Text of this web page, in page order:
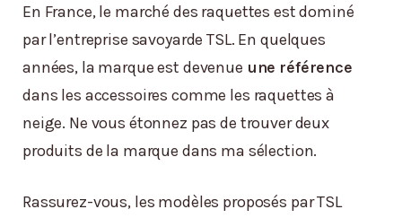
En France, le marché des raquettes est dominé
par l’entreprise savoyarde TSL. En quelques
années, la marque est devenue une référence
dans les accessoires comme les raquettes à
neige. Ne vous étonnez pas de trouver deux
produits de la marque dans ma sélection.
Rassurez-vous, les modèles proposés par TSL